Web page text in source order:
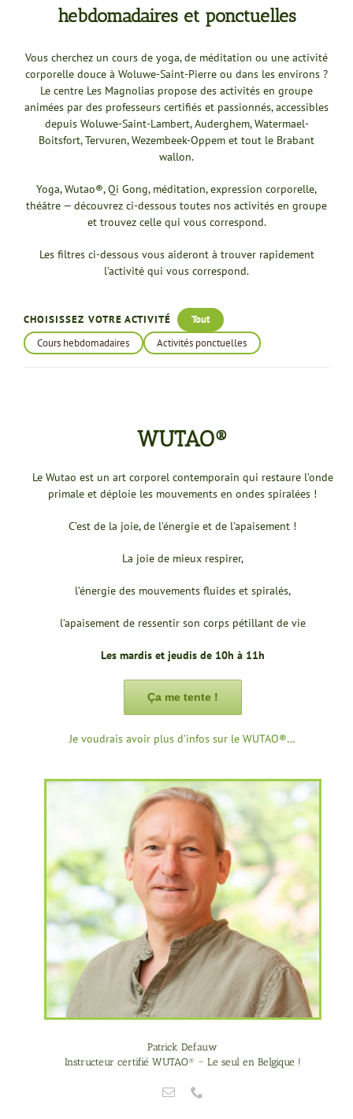
hebdomadaires et ponctuelles
Vous cherchez un cours de yoga, de méditation ou une activité
corporelle douce à Woluwe-Saint-Pierre ou dans les environs ?
Le centre Les Magnolias propose des activités en groupe
animées par des professeurs certifiés et passionnés, accessibles
depuis Woluwe-Saint-Lambert, Auderghem, Watermael-
Boitsfort, Tervuren, Wezembeek-Oppem et tout le Brabant
wallon.
Yoga, Wutao®, Qi Gong, méditation, expression corporelle,
théâtre — découvrez ci-dessous toutes nos activités en groupe
et trouvez celle qui vous correspond.
Les filtres ci-dessous vous aideront à trouver rapidement
l’activité qui vous correspond.
CHOISISSEZ VOTRE ACTIVITÉ
Tout
Cours hebdomadaires
Activités ponctuelles
WUTAO®
Le Wutao est un art corporel contemporain qui restaure l’onde
primale et déploie les mouvements en ondes spiralées !
C’est de la joie, de l’énergie et de l’apaisement !
La joie de mieux respirer,
l’énergie des mouvements fluides et spiralés,
l’apaisement de ressentir son corps pétillant de vie
Les mardis et jeudis de 10h à 11h
Ça me tente !
Je voudrais avoir plus d’infos sur le WUTAO®…
Patrick Defauw
Instructeur certifié WUTAO® ~ Le seul en Belgique !